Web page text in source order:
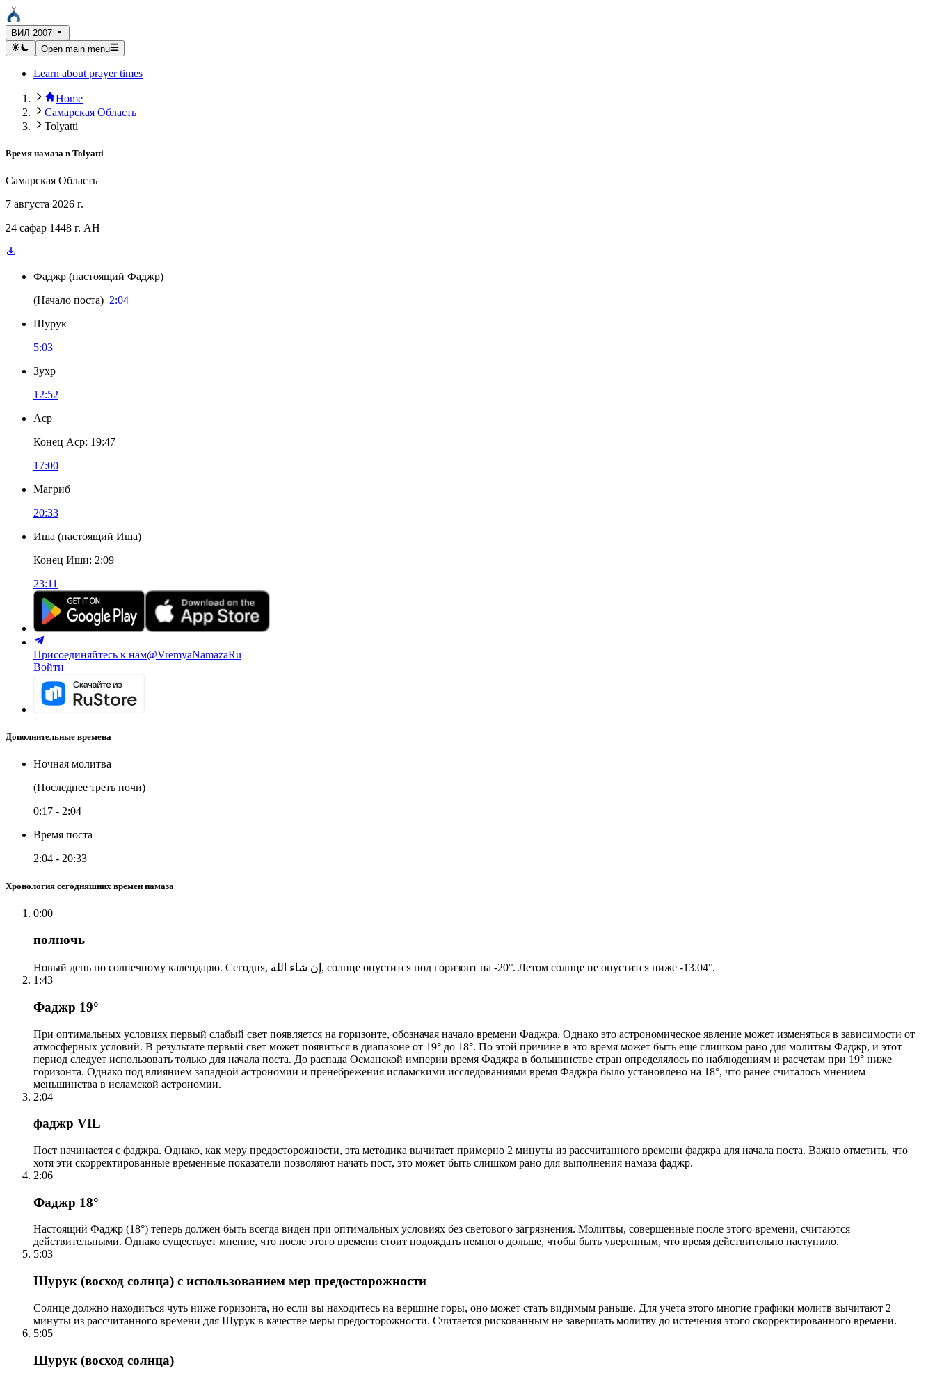
ВИЛ 2007
Open main menu
Learn about prayer times
Home
Самарская Область
Tolyatti
Время намаза в Tolyatti
Самарская Область
7 августа 2026 г.
24 сафар 1448 г. AH
Фаджр (настоящий Фаджр)
(Начало поста) 2:04
Шурук
5:03
Зухр
12:52
Аср
Конец Аср: 19:47
17:00
Магриб
20:33
Иша (настоящий Иша)
Конец Иши: 2:09
23:11
Присоединяйтесь к нам@VremyaNamazaRu
Войти
Дополнительные времена
Ночная молитва
(Последнее треть ночи)
0:17 - 2:04
Время поста
2:04 - 20:33
Хронология сегодняшних времен намаза
0:00
полночь
Новый день по солнечному календарю. Сегодня, إن شاء الله, солнце опустится под горизонт на -20°. Летом солнце не опустится ниже -13.04°.
1:43
Фаджр 19°
При оптимальных условиях первый слабый свет появляется на горизонте, обозначая начало времени Фаджра. Однако это астрономическое явление может изменяться в зависимости от
атмосферных условий. В результате первый свет может появиться в диапазоне от 19° до 18°. По этой причине в это время может быть ещё слишком рано для молитвы Фаджр, и этот
период следует использовать только для начала поста. До распада Османской империи время Фаджра в большинстве стран определялось по наблюдениям и расчетам при 19° ниже
горизонта. Однако под влиянием западной астрономии и пренебрежения исламскими исследованиями время Фаджра было установлено на 18°, что ранее считалось мнением
меньшинства в исламской астрономии.
2:04
фаджр VIL
Пост начинается с фаджра. Однако, как меру предосторожности, эта методика вычитает примерно 2 минуты из рассчитанного времени фаджра для начала поста. Важно отметить, что
хотя эти скорректированные временные показатели позволяют начать пост, это может быть слишком рано для выполнения намаза фаджр.
2:06
Фаджр 18°
Настоящий Фаджр (18°) теперь должен быть всегда виден при оптимальных условиях без светового загрязнения. Молитвы, совершенные после этого времени, считаются
действительными. Однако существует мнение, что после этого времени стоит подождать немного дольше, чтобы быть уверенным, что время действительно наступило.
5:03
Шурук (восход солнца) с использованием мер предосторожности
Солнце должно находиться чуть ниже горизонта, но если вы находитесь на вершине горы, оно может стать видимым раньше. Для учета этого многие графики молитв вычитают 2
минуты из рассчитанного времени для Шурук в качестве меры предосторожности. Считается рискованным не завершать молитву до истечения этого скорректированного времени.
5:05
Шурук (восход солнца)